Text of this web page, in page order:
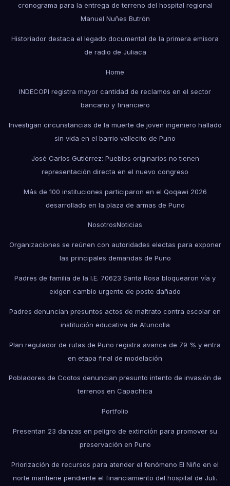
cronograma para la entrega de terreno del hospital regional
Manuel Nuñes Butrón
Historiador destaca el legado documental de la primera emisora
de radio de Juliaca
Home
INDECOPI registra mayor cantidad de reclamos en el sector
bancario y financiero
Investigan circunstancias de la muerte de joven ingeniero hallado
sin vida en el barrio vallecito de Puno
José Carlos Gutiérrez: Pueblos originarios no tienen
representación directa en el nuevo congreso
Más de 100 instituciones participaron en el Qoqawi 2026
desarrollado en la plaza de armas de Puno
NosotrosNoticias
Organizaciones se reúnen con autoridades electas para exponer
las principales demandas de Puno
Padres de familia de la I.E. 70623 Santa Rosa bloquearon vía y
exigen cambio urgente de poste dañado
Padres denuncian presuntos actos de maltrato contra escolar en
institución educativa de Atuncolla
Plan regulador de rutas de Puno registra avance de 79 % y entra
en etapa final de modelación
Pobladores de Ccotos denuncian presunto intento de invasión de
terrenos en Capachica
Portfolio
Presentan 23 danzas en peligro de extinción para promover su
preservación en Puno
Priorización de recursos para atender el fenómeno El Niño en el
norte mantiene pendiente el financiamiento del hospital de Juli.